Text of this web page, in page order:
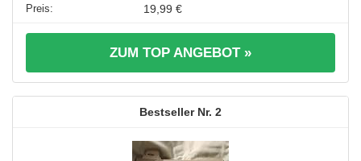
19,99 €
ZUM TOP ANGEBOT »
2